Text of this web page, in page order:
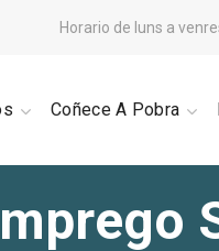
Horario de luns a
Coñece A Pobra